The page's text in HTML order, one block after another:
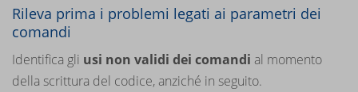
Rileva prima i problemi legati ai parametri dei
comandi
Identifica gli usi non validi dei comandi al momento
della scrittura del codice, anziché in seguito.